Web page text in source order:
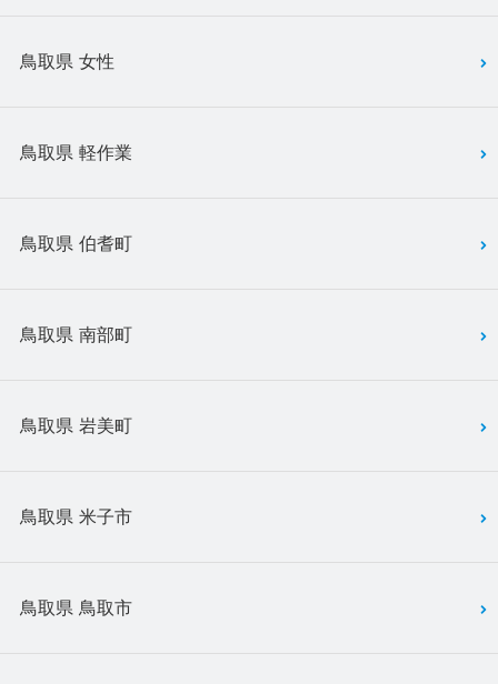
鳥取県 女性
鳥取県 軽作業
鳥取県 伯耆町
鳥取県 南部町
鳥取県 岩美町
鳥取県 米子市
鳥取県 鳥取市